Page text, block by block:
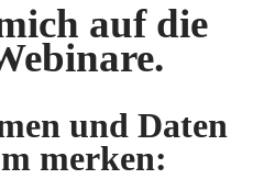
auf die
und Daten
merken: